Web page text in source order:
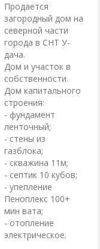
Продается
загородный дом на
северной части
города в СНТ У-
дача.
Дом и участок в
собственности.
Дом капитального
строения:
- фундамент
ленточный;
- стены из
газблока;
- скважина 11м;
- септик 10 кубов;
- упепление
Пеноплекс 100+
мин вата;
- отопление
электрическое.